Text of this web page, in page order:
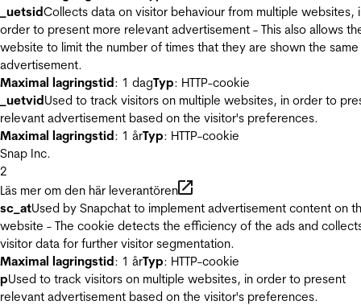
_uetsidCollects data on visitor behaviour from multiple websites,
order to present more relevant advertisement - This also allows
website to limit the number of times that they are shown the same
advertisement.
Maximal lagringstid: 1 dagTyp: HTTP-cookie
_uetvidUsed to track visitors on multiple websites, in order to
relevant advertisement based on the visitor's preferences.
Maximal lagringstid: 1 årTyp: HTTP-cookie
Snap Inc.
2
Läs mer om den här leverantören
sc_atUsed by Snapchat to implement advertisement content on
website - The cookie detects the efficiency of the ads and
visitor data for further visitor segmentation.
Maximal lagringstid: 1 årTyp: HTTP-cookie
pUsed to track visitors on multiple websites, in order to present
relevant advertisement based on the visitor's preferences.